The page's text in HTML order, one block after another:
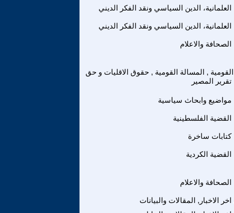
العلمانية، الدين السياسي ونقد الفكر الديني
العلمانية، الدين السياسي ونقد الفكر الديني
الصحافة والاعلام
القومية , المسالة القومية , حقوق الاقليات و حق
تقرير المصير
مواضيع وابحاث سياسية
القضية الفلسطينية
كتابات ساخرة
القضية الكردية
الصحافة والاعلام
اخر الاخبار, المقالات والبيانات